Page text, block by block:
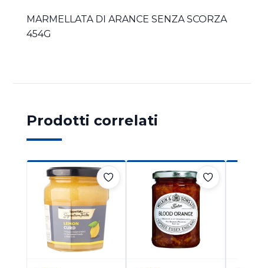
MARMELLATA DI ARANCE SENZA SCORZA
454G
Prodotti correlati